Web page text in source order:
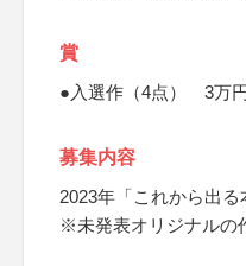
賞
●入選作（4点） 3万
募集内容
2023年「これから出
※未発表オリジナルの